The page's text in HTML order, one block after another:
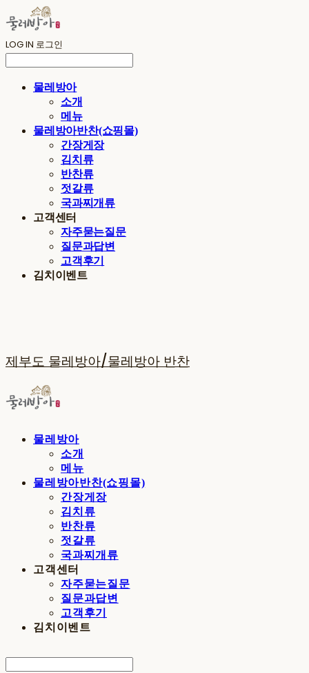
LOG IN 로그인
물레방아
소개
메뉴
물레방아반찬(쇼핑몰)
간장게장
김치류
반찬류
젓갈류
국과찌개류
고객센터
자주묻는질문
질문과답변
고객후기
김치이벤트
제부도 물레방아/물레방아 반찬
물레방아
소개
메뉴
물레방아반찬(쇼핑몰)
간장게장
김치류
반찬류
젓갈류
국과찌개류
고객센터
자주묻는질문
질문과답변
고객후기
김치이벤트